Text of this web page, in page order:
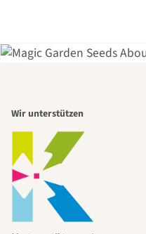
Wir unterstützen